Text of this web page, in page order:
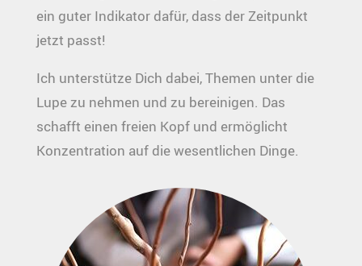
ein guter Indikator dafür, dass der Zeitpunkt
jetzt passt!
Ich unterstütze Dich dabei, Themen unter die
Lupe zu nehmen und zu bereinigen. Das
schafft einen freien Kopf und ermöglicht
Konzentration auf die wesentlichen Dinge.